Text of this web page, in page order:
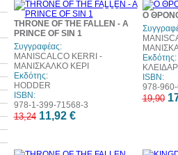
10%
THRONE OF THE FALLEN - A
PRINCE OF SIN 1
Συγγραφέας:
MANISCALCO KERRI -
ΜΑΝΙΣΚΑΛΚΟ ΚΕΡΙ
Εκδότης:
HODDER
ISBN:
978-1-399-71568-3
13,24 11,92 €
Ο
Εκδότης:
ISBN:
978-
19,90